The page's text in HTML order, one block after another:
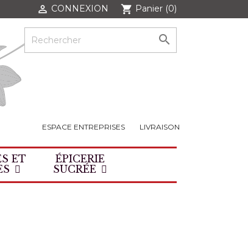
 CONNEXION shopping_cart Panier (0)
ESPACE ENTREPRISES LIVRAISON

ET
ÉPICERIE
SUCRÉE